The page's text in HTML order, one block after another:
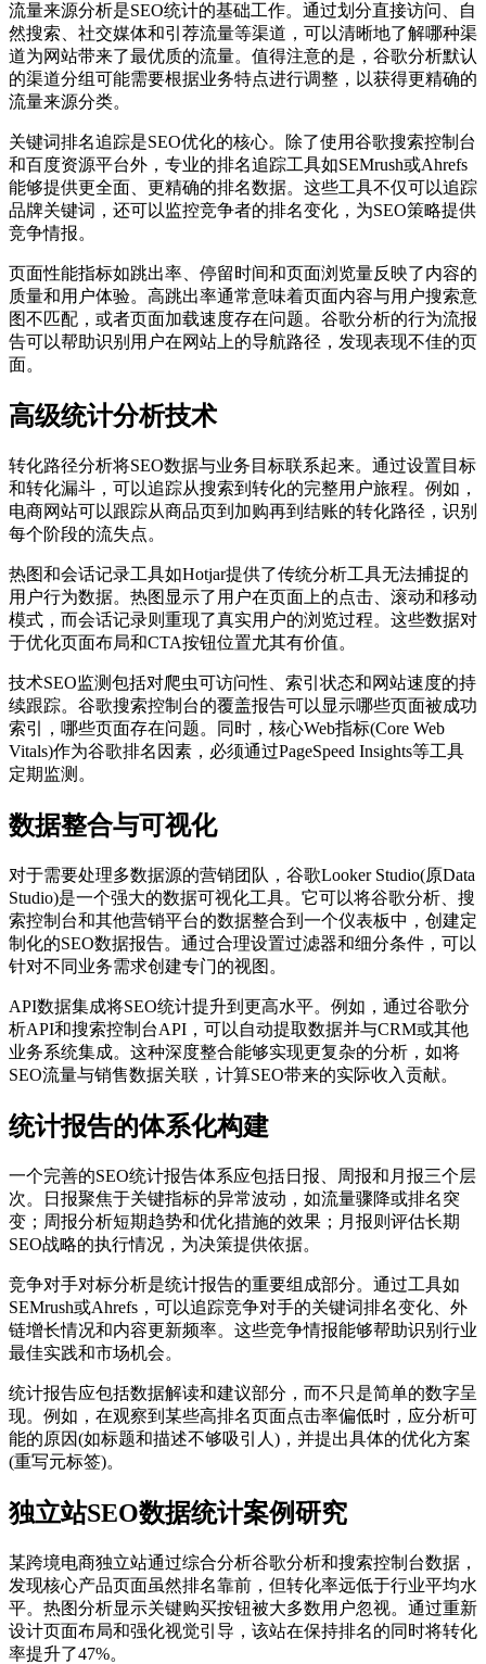
流量来源分析是SEO统计的基础工作。通过划分直接访问、自
然搜索、社交媒体和引荐流量等渠道，可以清晰地了解哪种渠
道为网站带来了最优质的流量。值得注意的是，谷歌分析默认
的渠道分组可能需要根据业务特点进行调整，以获得更精确的
流量来源分类。
关键词排名追踪是SEO优化的核心。除了使用谷歌搜索控制台
和百度资源平台外，专业的排名追踪工具如SEMrush或Ahrefs
能够提供更全面、更精确的排名数据。这些工具不仅可以追踪
品牌关键词，还可以监控竞争者的排名变化，为SEO策略提供
竞争情报。
页面性能指标如跳出率、停留时间和页面浏览量反映了内容的
质量和用户体验。高跳出率通常意味着页面内容与用户搜索意
图不匹配，或者页面加载速度存在问题。谷歌分析的行为流报
告可以帮助识别用户在网站上的导航路径，发现表现不佳的页
面。
高级统计分析技术
转化路径分析将SEO数据与业务目标联系起来。通过设置目标
和转化漏斗，可以追踪从搜索到转化的完整用户旅程。例如，
电商网站可以跟踪从商品页到加购再到结账的转化路径，识别
每个阶段的流失点。
热图和会话记录工具如Hotjar提供了传统分析工具无法捕捉的
用户行为数据。热图显示了用户在页面上的点击、滚动和移动
模式，而会话记录则重现了真实用户的浏览过程。这些数据对
于优化页面布局和CTA按钮位置尤其有价值。
技术SEO监测包括对爬虫可访问性、索引状态和网站速度的持
续跟踪。谷歌搜索控制台的覆盖报告可以显示哪些页面被成功
索引，哪些页面存在问题。同时，核心Web指标(Core Web
Vitals)作为谷歌排名因素，必须通过PageSpeed Insights等工具
定期监测。
数据整合与可视化
对于需要处理多数据源的营销团队，谷歌Looker Studio(原Data
Studio)是一个强大的数据可视化工具。它可以将谷歌分析、搜
索控制台和其他营销平台的数据整合到一个仪表板中，创建定
制化的SEO数据报告。通过合理设置过滤器和细分条件，可以
针对不同业务需求创建专门的视图。
API数据集成将SEO统计提升到更高水平。例如，通过谷歌分
析API和搜索控制台API，可以自动提取数据并与CRM或其他
业务系统集成。这种深度整合能够实现更复杂的分析，如将
SEO流量与销售数据关联，计算SEO带来的实际收入贡献。
统计报告的体系化构建
一个完善的SEO统计报告体系应包括日报、周报和月报三个层
次。日报聚焦于关键指标的异常波动，如流量骤降或排名突
变；周报分析短期趋势和优化措施的效果；月报则评估长期
SEO战略的执行情况，为决策提供依据。
竞争对手对标分析是统计报告的重要组成部分。通过工具如
SEMrush或Ahrefs，可以追踪竞争对手的关键词排名变化、外
链增长情况和内容更新频率。这些竞争情报能够帮助识别行业
最佳实践和市场机会。
统计报告应包括数据解读和建议部分，而不只是简单的数字呈
现。例如，在观察到某些高排名页面点击率偏低时，应分析可
能的原因(如标题和描述不够吸引人)，并提出具体的优化方案
(重写元标签)。
独立站SEO数据统计案例研究
某跨境电商独立站通过综合分析谷歌分析和搜索控制台数据，
发现核心产品页面虽然排名靠前，但转化率远低于行业平均水
平。热图分析显示关键购买按钮被大多数用户忽视。通过重新
设计页面布局和强化视觉引导，该站在保持排名的同时将转化
率提升了47%。